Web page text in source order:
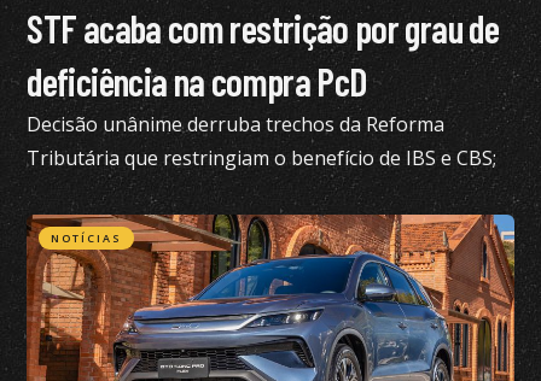
STF acaba com restrição por grau de
deficiência na compra PcD
Decisão unânime derruba trechos da Reforma
Tributária que restringiam o benefício de IBS e CBS;
confira todos os detalhes
NOTÍCIAS